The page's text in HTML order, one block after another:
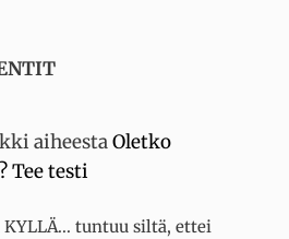
aiheestaOletko
Tee testi
tuntuu siltä, ettei